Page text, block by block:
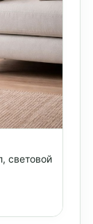
световой